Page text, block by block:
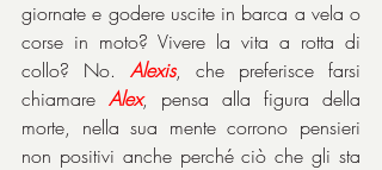
giornate e godere uscite in barca a vela o
corse in moto? Vivere la vita a rotta di
collo? No. Alexis, che preferisce farsi
chiamare Alex, pensa alla figura della
morte, nella sua mente corrono pensieri
non positivi anche perché ciò che gli sta